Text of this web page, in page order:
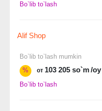
Bo`lib to`lash
Alif Shop
Bo`lib to`lash mumkin
%
от 103 205 so`m/oy
Bo`lib to`lash